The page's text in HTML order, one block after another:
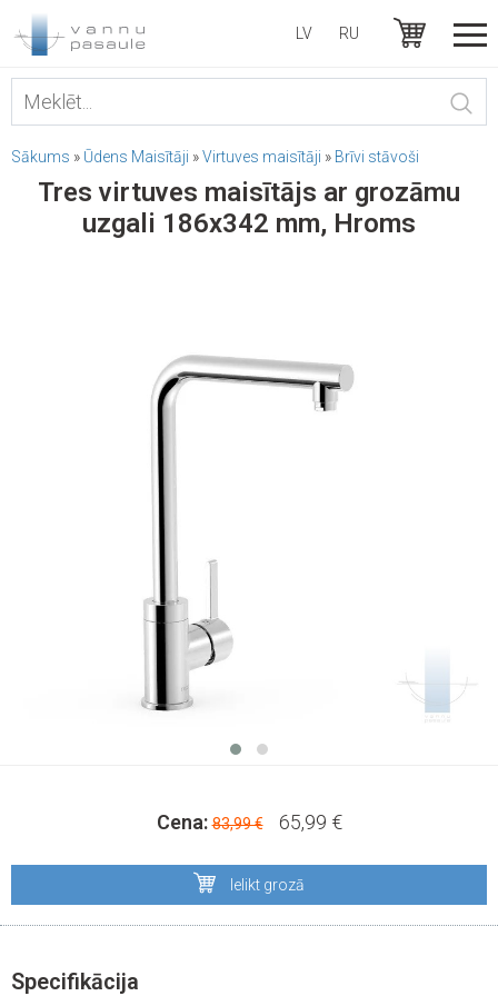
LV RU
Sākums » Ūdens Maisītāji »Virtuves maisītāji » Brīvi stāvoši
Tres virtuves maisītājs ar grozāmu
uzgali 186x342 mm, Hroms
Cena:83,99 € 65,99 €
Ielikt grozā
Specifikācija